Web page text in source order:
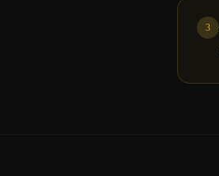
3